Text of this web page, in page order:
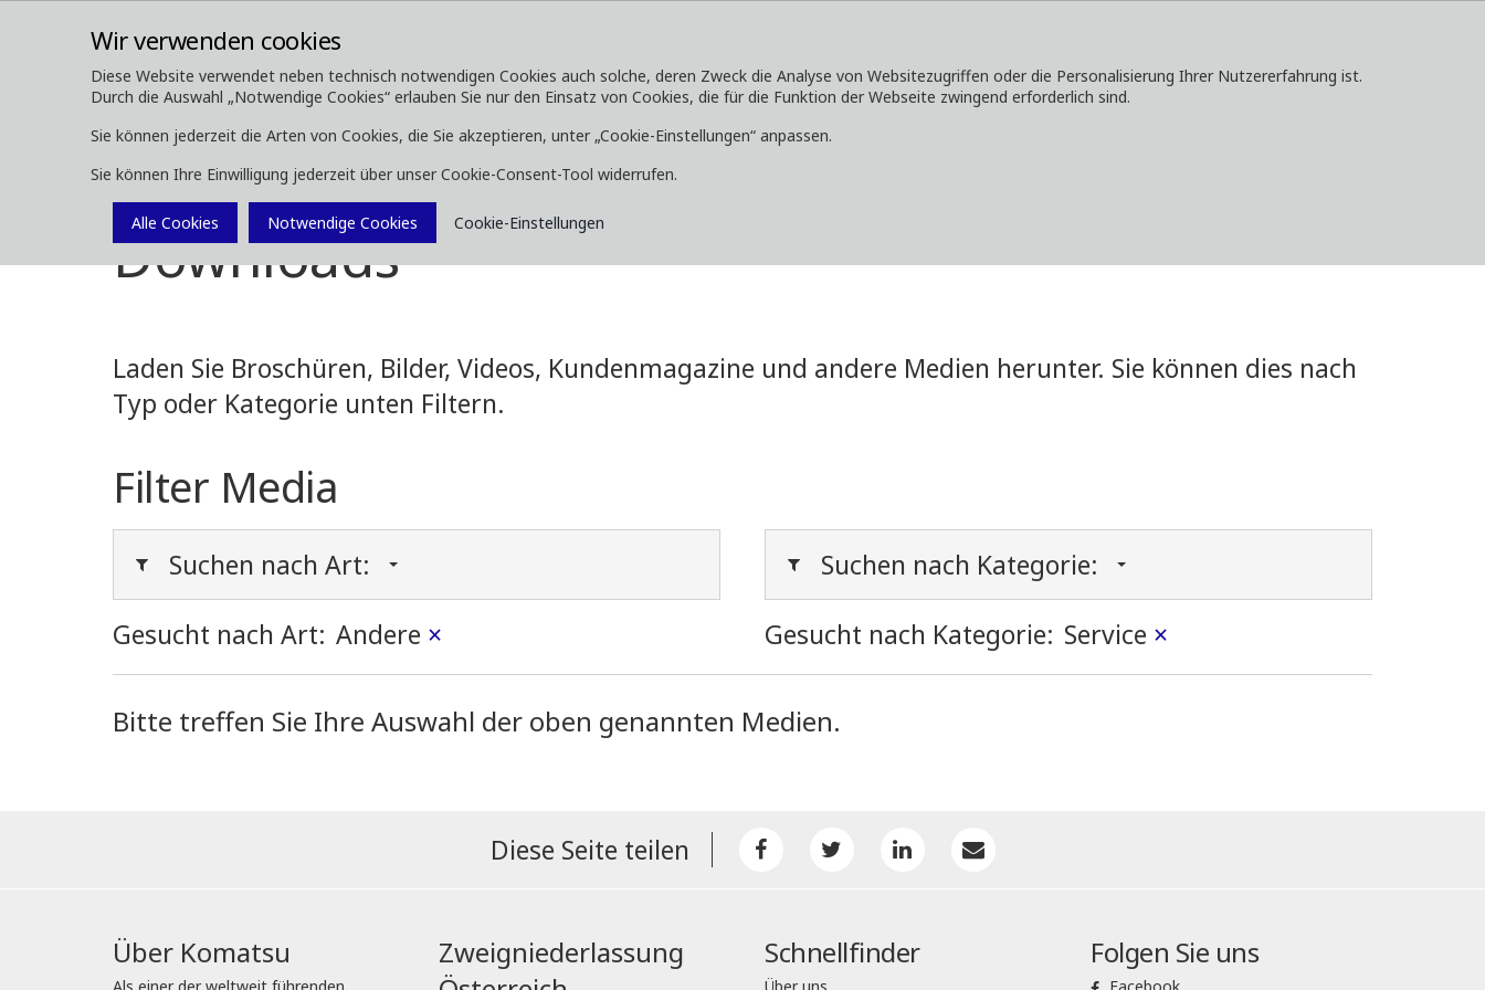
Wir verwenden cookies
Diese Website verwendet neben technisch notwendigen Cookies auch solche, deren Zweck die Analyse von Websitezugriffen oder die Personalisierung Ihrer Nutzererfahrung ist.
Durch die Auswahl „Notwendige Cookies“ erlauben Sie nur den Einsatz von Cookies, die für die Funktion der Webseite zwingend erforderlich sind.
Sie können jederzeit die Arten von Cookies, die Sie akzeptieren, unter „Cookie-Einstellungen“ anpassen.
Sie können Ihre Einwilligung jederzeit über unser Cookie-Consent-Tool widerrufen.
Alle Cookies Notwendige Cookies Cookie-Einstellungen
Downloads
Downloads
Laden Sie Broschüren, Bilder, Videos, Kundenmagazine und andere Medien herunter. Sie können dies nach
Typ oder Kategorie unten Filtern.
Filter Media
Suchen nach Art:
Gesucht nach Art: Andere ×
Suchen nach Kategorie:
Gesucht nach Kategorie: Service ×
Bitte treffen Sie Ihre Auswahl der oben genannten Medien.
Diese Seite teilen
Über Komatsu
Zweigniederlassung
Schnellfinder Folgen Sie uns